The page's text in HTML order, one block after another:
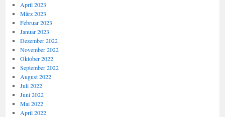
April 2023
März 2023
Februar 2023
Januar 2023
Dezember 2022
November 2022
Oktober 2022
September 2022
August 2022
Juli 2022
Juni 2022
Mai 2022
April 2022